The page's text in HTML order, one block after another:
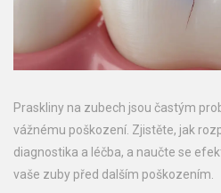
Praskliny na zubech jsou častým
vážnému poškození. Zjistěte, jak
diagnostika a léčba, a naučte se
vaše zuby před dalším poškozením.